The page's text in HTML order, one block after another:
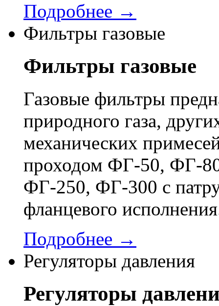
Подробнее →
Фильтры газовые
Фильтры газовые
Газовые фильтры
природного газа,
механических
проходом ФГ-50, ФГ-
ФГ-250, ФГ-300 с
фланцевого
Подробнее →
Регуляторы давления
Регуляторы